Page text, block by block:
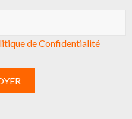
de Confidentialité